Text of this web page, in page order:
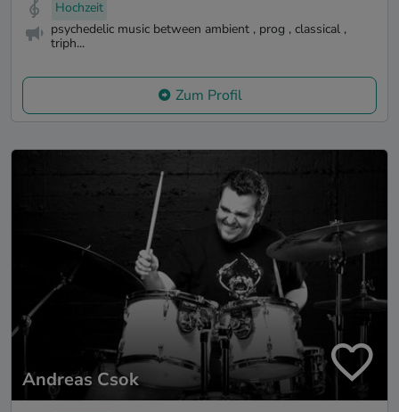
Hochzeit
psychedelic music between ambient , prog , classical ,
triph...
Zum Profil
Andreas Csok